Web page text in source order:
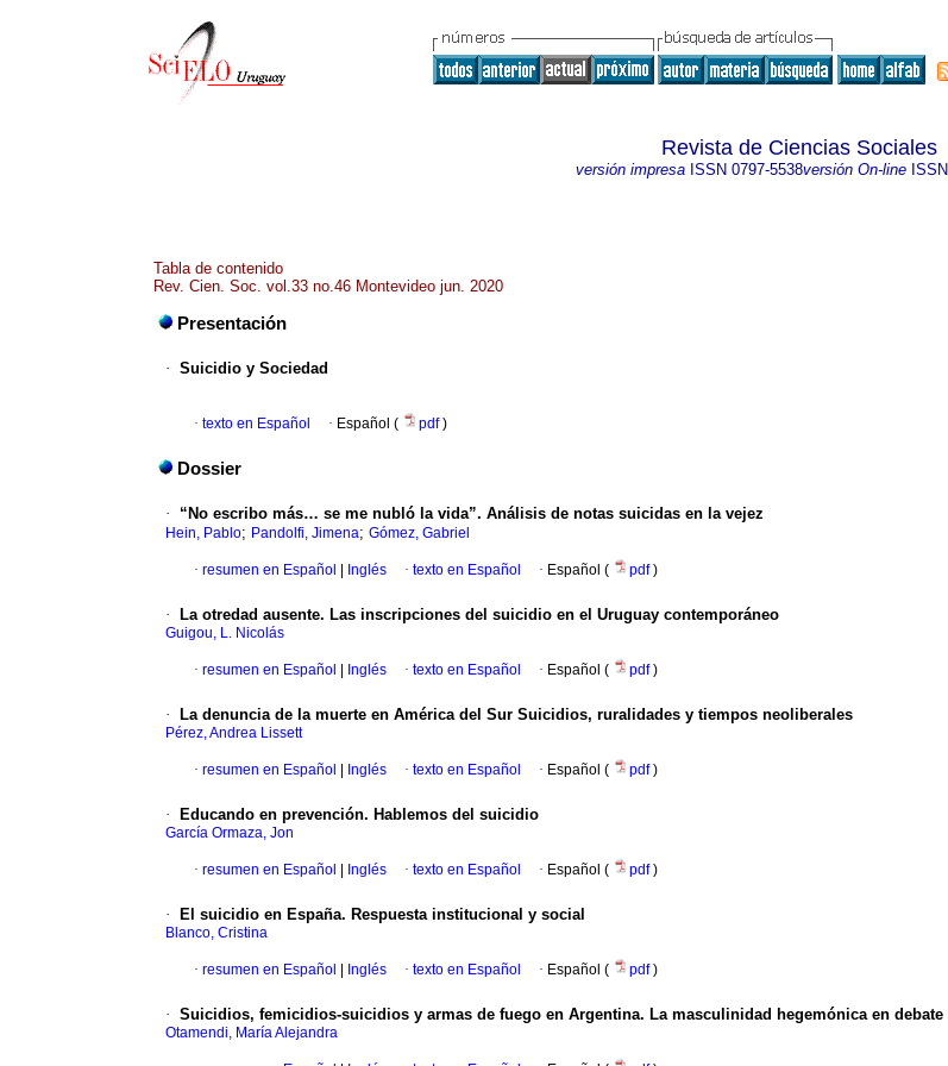
Revista de Ciencias Sociales
versión impresaISSN 0797-5538versión On-lineISSN
Tabla de contenido
Rev. Cien. Soc. vol.33 no.46 Montevideo jun. 2020
Presentación
· Suicidio y Sociedad
· texto en Español · Español ( pdf)
Dossier
· “No escribo más… se me nubló la vida”. Análisis de notas suicidas en la vejez
Hein, Pablo; Pandolfi, Jimena; Gómez, Gabriel
· resumen en Español Inglés · texto en Español · Español ( pdf)
· La otredad ausente. Las inscripciones del suicidio en el Uruguay contemporáneo
Guigou, L. Nicolás
· resumen en Español Inglés · texto en Español · Español ( pdf)
· La denuncia de la muerte en América del Sur Suicidios, ruralidades y tiempos neoliberales
Pérez, Andrea Lissett
· resumen en Español Inglés · texto en Español · Español ( pdf)
· Educando en prevención. Hablemos del suicidio
García Ormaza, Jon
· resumen en Español Inglés · texto en Español · Español ( pdf)
· El suicidio en España. Respuesta institucional y social
Blanco, Cristina
· resumen en Español Inglés · texto en Español · Español ( pdf)
· Suicidios, femicidios-suicidios y armas de fuego en Argentina. La masculinidad hegemónica en debate
Otamendi, María Alejandra